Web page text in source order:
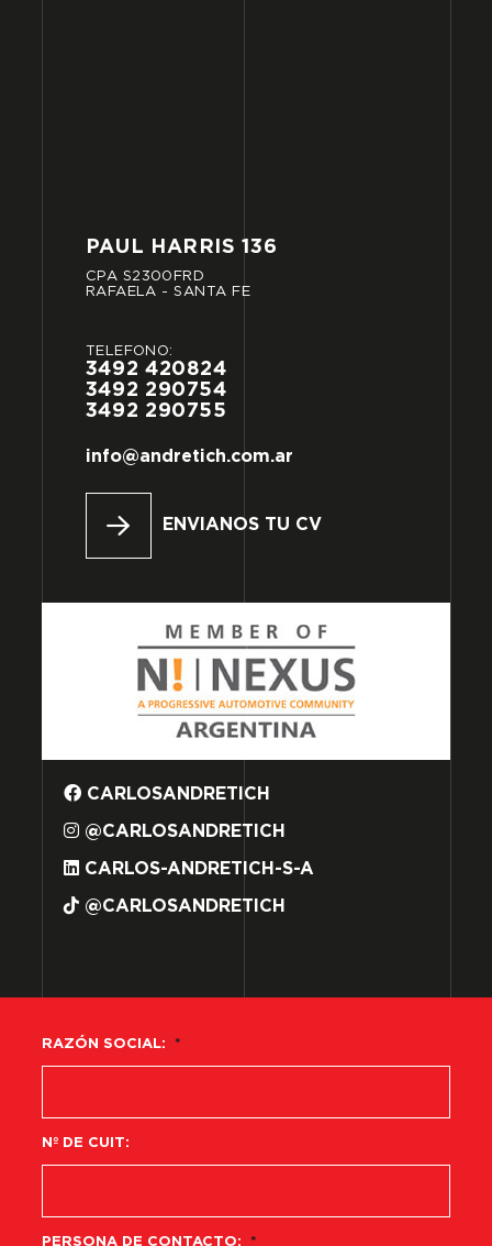
PAUL HARRIS 136
CPA S2300FRD
RAFAELA
- SANTA FE
TELÉFONO:
3492 420824
3492 290754
3492 290755
info@andretich.com.ar
ENVIANOS TU CV
CARLOSANDRETICH
@CARLOSANDRETICH
CARLOS-ANDRETICH-S-A
@CARLOSANDRETICH
RAZÓN SOCIAL: *
Nº DE CUIT:
PERSONA DE CONTACTO: *